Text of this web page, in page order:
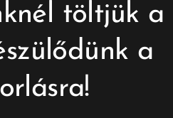
töltjük a
a